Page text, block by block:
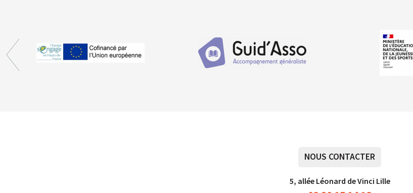
NOUS CONTACTER
5, allée Léonard de Vinci Lille